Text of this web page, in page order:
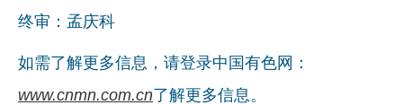
数字报
终审：孟庆科
如需了解更多信息，请登录中国有色网：
www.cnmn.com.cn了解更多信息。